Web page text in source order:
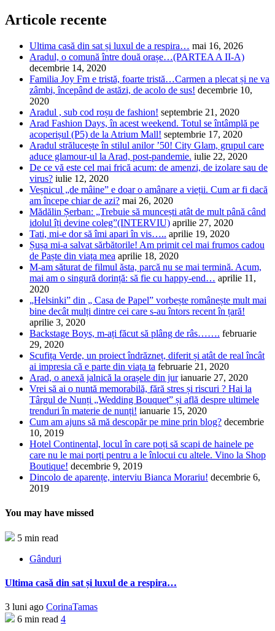
Articole recente
Ultima casă din sat și luxul de a respira… mai 16, 2026
Aradul, o comună între două orașe…(PARTEA A II-A)
decembrie 14, 2020
Familia Joy Fm e tristă, foarte tristă…Carmen a plecat și ne va
zâmbi, începând de astăzi, de acolo de sus! decembrie 10,
2020
Aradul , sub cod roșu de fashion! septembrie 21, 2020
Arad Fashion Days, în acest weekend. Totul se întâmplă pe
acoperișul (P5) de la Atrium Mall! septembrie 17, 2020
Aradul strălucește în stilul anilor ’50! City Glam, grupul care
aduce glamour-ul la Arad, post-pandemie. iulie 22, 2020
De ce vă este cel mai frică acum: de amenzi, de izolare sau de
virus? iulie 12, 2020
Veșnicul „de mâine” e doar o amânare a vieții. Cum ar fi dacă
am începe chiar de azi? mai 26, 2020
Mădălin Șerban: „Trebuie să muncești atât de mult până când
idolul îți devine coleg”(INTERVIU) aprilie 27, 2020
Tati, mi-e dor să îmi apari în vis….. aprilie 19, 2020
Șușa mi-a salvat sărbătorile! Am primit cel mai frumos cadou
de Paște din viața mea aprilie 18, 2020
M-am săturat de filmul ăsta, parcă nu se mai termină. Acum,
mai am o singură dorință: să fie cu happy-end… aprilie 11,
2020
„Helsinki” din „ Casa de Papel” vorbește românește mult mai
bine decât mulți dintre cei care s-au întors recent în țară!
aprilie 3, 2020
Backstage Boys, m-ați făcut să plâng de râs……. februarie
29, 2020
Scufița Verde, un proiect îndrăzneț, diferit și atât de real încât
ai impresia că e parte din viața ta februarie 21, 2020
Arad, o anexă jalnică la orașele din jur ianuarie 27, 2020
Vrei să ai o nuntă memorabilă, fără stres și riscuri ? Hai la
Târgul de Nunți „Wedding Bouquet” și află despre ultimele
trenduri în materie de nunți! ianuarie 15, 2020
Cum am ajuns să mă descopăr pe mine prin blog? decembrie
10, 2019
Hotel Continental, locul în care poți să scapi de hainele pe
care nu le mai porți pentru a le înlocui cu altele. Vino la Shop
Boutique! decembrie 9, 2019
Dincolo de aparențe, interviu Bianca Morariu! decembrie 6,
2019
You may have missed
5 min read
Gânduri
Ultima casă din sat și luxul de a respira…
3 luni ago CorinaTamas
6 min read 4